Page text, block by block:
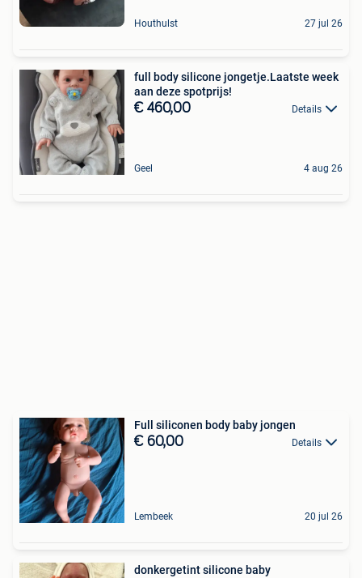
Houthulst 27 jul 26
full body silicone jongetje.Laatste week
aan deze spotprijs!
€ 460,00 Details
Geel 4 aug 26
Full siliconen body baby jongen
€ 60,00 Details
Lembeek 20 jul 26
donkergetint silicone baby